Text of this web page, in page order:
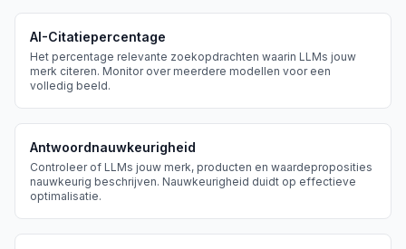
AI-Citatiepercentage
Het percentage relevante zoekopdrachten waarin LLMs jouw
merk citeren. Monitor over meerdere modellen voor een
volledig beeld.
Antwoordnauwkeurigheid
Controleer of LLMs jouw merk, producten en waardeproposities
nauwkeurig beschrijven. Nauwkeurigheid duidt op effectieve
optimalisatie.